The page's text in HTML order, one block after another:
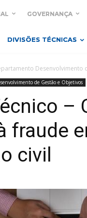
GOVERNANÇA
DIVISÕES TÉCNICAS
Desenvolvimento
de Gestão e Objetivos
–
fraude
civil